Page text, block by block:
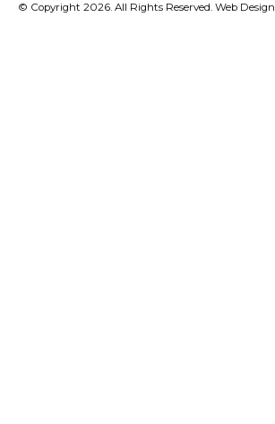
© Copyright 2026. All Rights Reserved. Web Design